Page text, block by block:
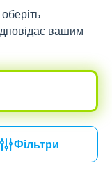
вашим
Фільтри